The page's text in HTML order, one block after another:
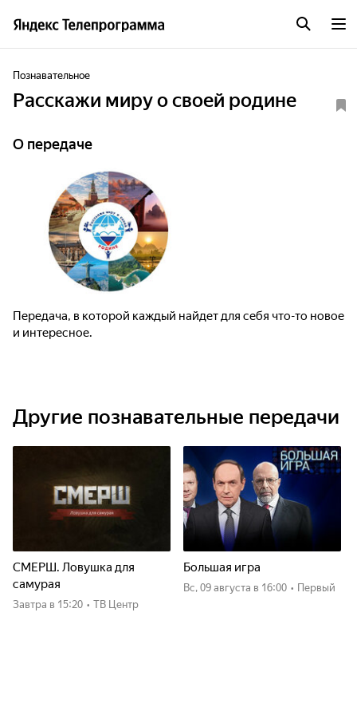
Познавательное
Расскажи миру о своей родине
О передаче
Передача, в которой каждый найдет для себя что-то новое
и интересное.
Другие познавательные передачи
СМЕРШ. Ловушка для
самурая
Завтра в 15:20 • ТВ Центр
Большая игра
вс, 09 августа в 16:00 • Первый